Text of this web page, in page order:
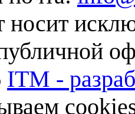
ITM -